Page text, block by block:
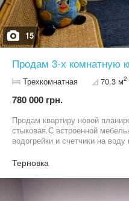
15
Продам 3-х комнатную
Трехкомнатная 70.3 м2
780 000 грн.
Продам квартиру новой
стыковая.С встроенной
водогрейки и счетчики на
Терновка